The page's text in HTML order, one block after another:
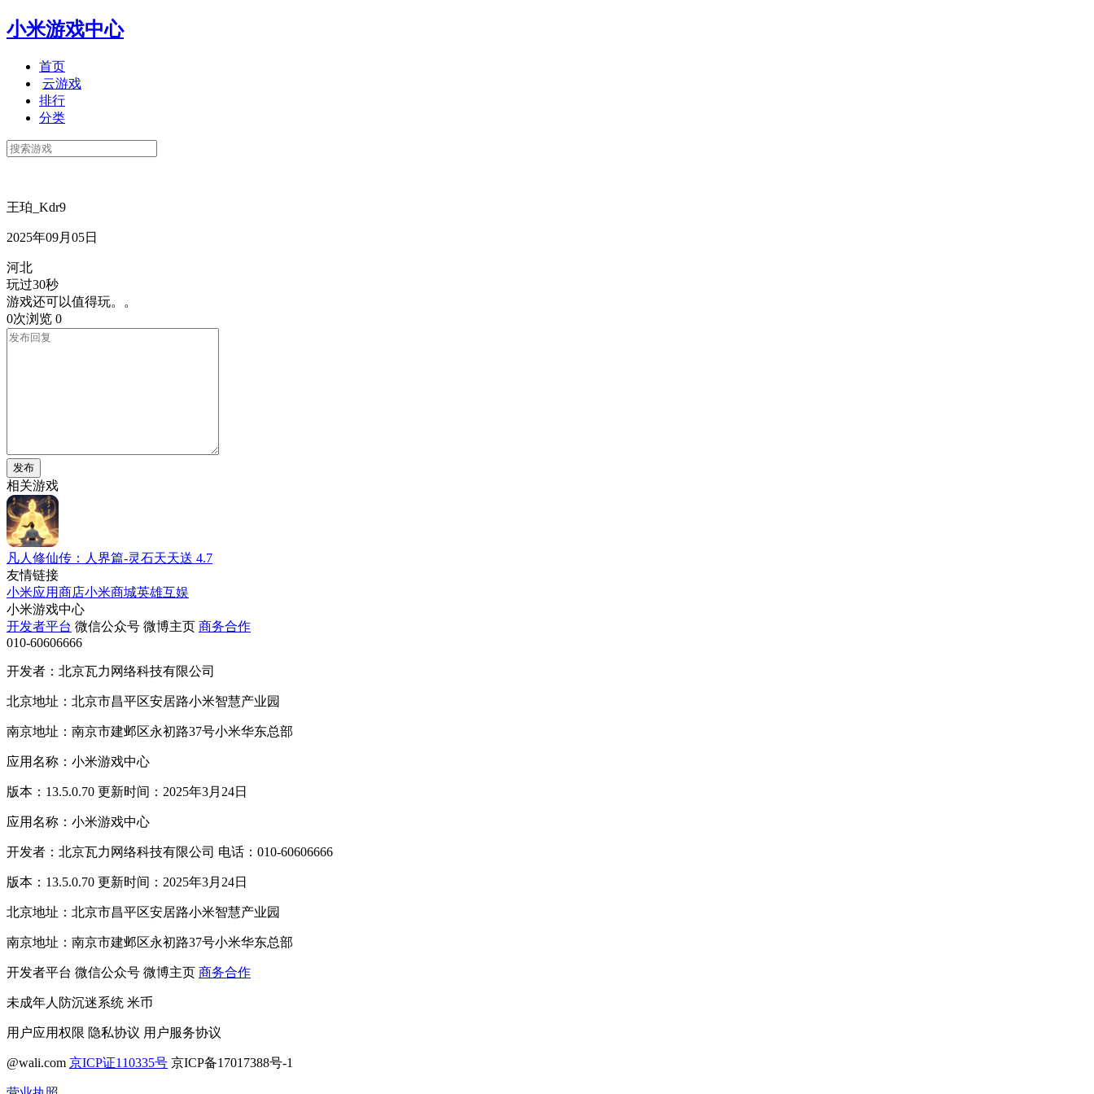
小米游戏中心
首页
云游戏
排行
分类
王珀_Kdr9
2025年09月05日
河北
玩过30秒
游戏还可以值得玩。。
0次浏览 0
发布
相关游戏
凡人修仙传：人界篇-灵石天天送 4.7
友情链接
小米应用商店小米商城英雄互娱
小米游戏中心
开发者平台 微信公众号 微博主页 商务合作
010-60606666
开发者：北京瓦力网络科技有限公司
北京地址：北京市昌平区安居路小米智慧产业园
南京地址：南京市建邺区永初路37号小米华东总部
应用名称：小米游戏中心
版本：13.5.0.70 更新时间：2025年3月24日
应用名称：小米游戏中心
开发者：北京瓦力网络科技有限公司 电话：010-60606666
版本：13.5.0.70 更新时间：2025年3月24日
北京地址：北京市昌平区安居路小米智慧产业园
南京地址：南京市建邺区永初路37号小米华东总部
开发者平台 微信公众号 微博主页 商务合作
未成年人防沉迷系统 米币
用户应用权限 隐私协议 用户服务协议
@wali.com 京ICP证110335号 京ICP备17017388号-1